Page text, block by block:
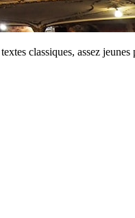
classiques, assez